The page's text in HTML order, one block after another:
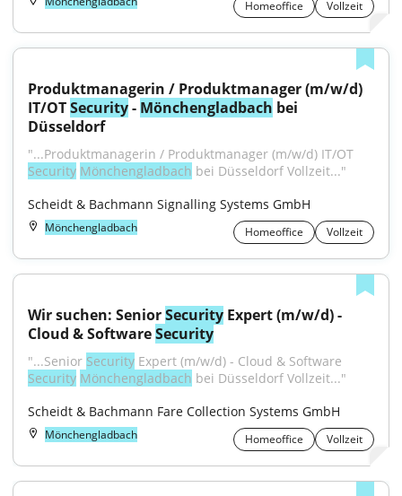
Homeoffice Vollzeit
Produktmanagerin / Produktmanager (m/w/d)
IT/OT Security - Mönchengladbach bei
Düsseldorf
Security Mönchengladbach bei Düsseldorf Vollzeit..."
Scheidt & Bachmann Signalling Systems GmbH
Mönchengladbach Homeoffice Vollzeit
Wir suchen: Senior Security Expert (m/w/d) -
Cloud & Software Security
"...Senior Security
Security Mönchengladbach bei Düsseldorf Vollzeit..."
Scheidt & Bachmann Fare Collection Systems GmbH
Mönchengladbach Homeoffice Vollzeit